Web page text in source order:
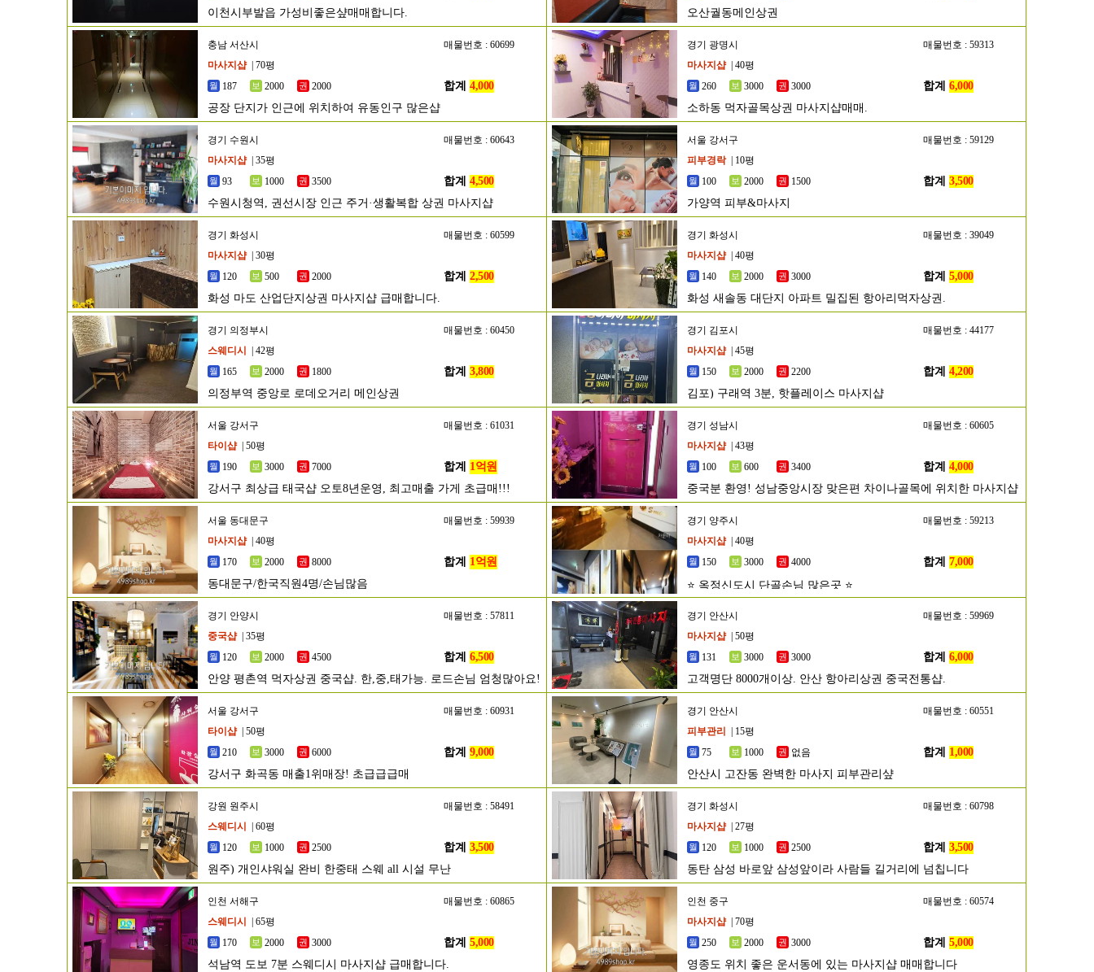
이천시부발읍 가성비좋은샾매매합니다.
오산궐동메인상권
충남 서산시
매물번호 : 60699
마사지샵
| 70평
187
2000 2000 합계 4,000
공장 단지가 인근에 위치하여 유동인구 많은샵
경기 광명시
매물번호 : 59313
마사지샵
| 40평
260
3000 3000 합계 6,000
소하동 먹자골목상권 마사지샵매매.
경기 수원시
매물번호 : 60643
마사지샵
| 35평
93
1000 3500 합계 4,500
수원시청역, 권선시장 인근 주거·생활복합 상권 마사지샵
서울 강서구
매물번호 : 59129
피부경락
| 10평
100
2000 1500 합계 3,500
가양역 피부&마사지
경기 화성시
매물번호 : 60599
마사지샵
| 30평
120
500 2000 합계 2,500
화성 마도 산업단지상권 마사지샵 급매합니다.
경기 화성시
매물번호 : 39049
마사지샵
| 40평
140
2000 3000 합계 5,000
화성 새솔동 대단지 아파트 밀집된 항아리먹자상권.
경기 의정부시
매물번호 : 60450
스웨디시
| 42평
165
2000 1800 합계 3,800
의정부역 중앙로 로데오거리 메인상권
경기 김포시
매물번호 : 44177
마사지샵
| 45평
150
2000 2200 합계 4,200
김포) 구래역 3분, 핫플레이스 마사지샵
서울 강서구
매물번호 : 61031
타이샵
| 50평
190
3000 7000 합계 1억원
강서구 최상급 태국샵 오토8년운영, 최고매출 가게 초급매!!!
경기 성남시
매물번호 : 60605
마사지샵
| 43평
100
600 3400 합계 4,000
중국분 환영! 성남중앙시장 맞은편 차이나골목에 위치한 마사지샵
서울 동대문구
매물번호 : 59939
마사지샵
| 40평
170
2000 8000 합계 1억원
동대문구/한국직원4명/손님많음
경기 양주시
매물번호 : 59213
마사지샵
| 40평
150
3000 4000 합계 7,000
⭐ 옥정신도시 단골손님 많은곳 ⭐
경기 안양시
매물번호 : 57811
중국샵
| 35평
120
2000 4500 합계 6,500
안양 평촌역 먹자상권 중국샵. 한,중,태가능. 로드손님 엄청많아요!
경기 안산시
매물번호 : 59969
마사지샵
| 50평
131
3000 3000 합계 6,000
고객명단 8000개이상. 안산 항아리상권 중국전통샵.
서울 강서구
매물번호 : 60931
타이샵
| 50평
210
3000 6000 합계 9,000
강서구 화곡동 매출1위매장! 초급급급매
경기 안산시
매물번호 : 60551
피부관리
| 15평
75
1000 없음 합계 1,000
안산시 고잔동 완벽한 마사지 피부관리샾
강원 원주시
매물번호 : 58491
스웨디시
| 60평
120
1000 2500 합계 3,500
원주) 개인샤워실 완비 한중태 스웨 all 시설 무난
경기 화성시
매물번호 : 60798
마사지샵
| 27평
120
1000 2500 합계 3,500
동탄 삼성 바로앞 삼성앞이라 사람들 길거리에 넘칩니다
인천 서해구
매물번호 : 60865
스웨디시
| 65평
170
2000 3000 합계 5,000
석남역 도보 7분 스웨디시 마사지샵 급매합니다.
인천 중구
매물번호 : 60574
마사지샵
| 70평
250
2000 3000 합계 5,000
영종도 위치 좋은 운서동에 있는 마사지샵 매매합니다